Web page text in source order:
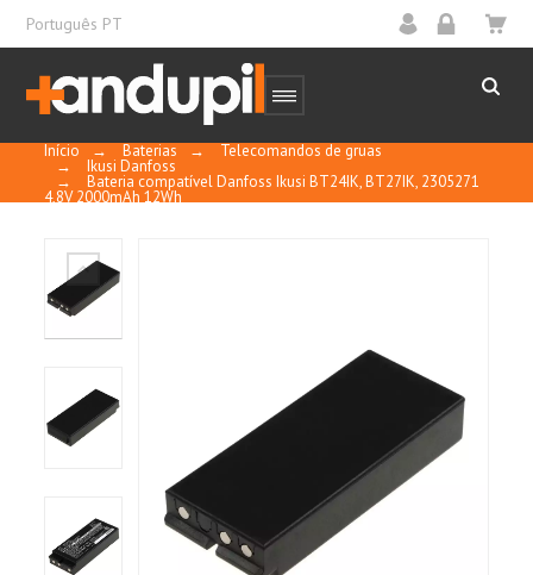
Português PT
Início → Baterias → Telecomandos de gruas
→ Ikusi Danfoss
→ Bateria compatível Danfoss Ikusi BT24IK, BT27IK, 2305271
4,8V 2000mAh 12Wh
Control y calidad
10
Basado en 1 reseñas
fecha descendente
Comprador Verificado
Publicado el 6/21/23, 7:07 PM